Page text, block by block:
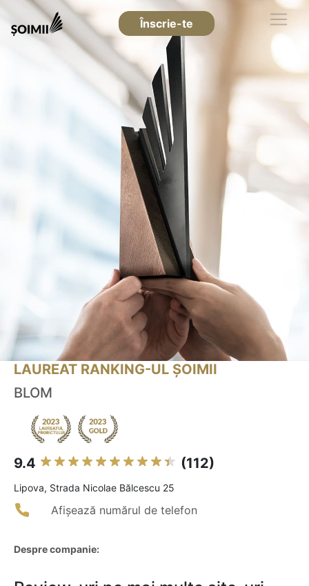
Înscrie-te
LAUREAT RANKING-UL ȘOIMII
BLOM
9.4 (112)
Lipova, Strada Nicolae Bălcescu 25
Afișează numărul de telefon
Despre companie: